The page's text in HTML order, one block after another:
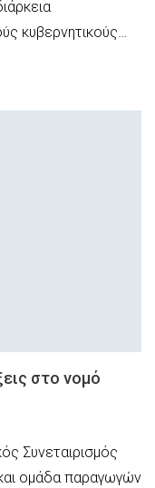
κυβερνητικούς…
στο νομό
Συνεταιρισμός
ομάδα παραγωγών